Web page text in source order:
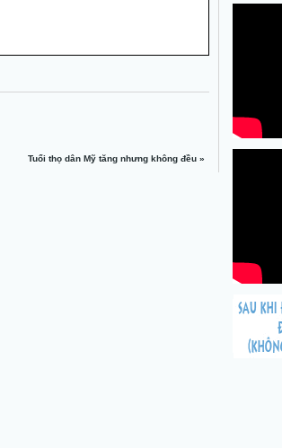
Tuổi thọ dân Mỹ tăng nhưng không đều»